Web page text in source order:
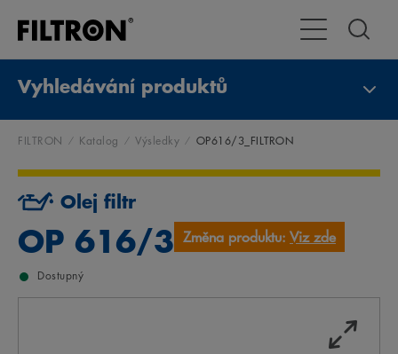
Přepnout
Vyhledávání produktů
FILTRON Katalog Výsledky OP616/3_FILTRON
Olej filtr
OP 616/3 Změna produktu: Viz zde
Dostupný